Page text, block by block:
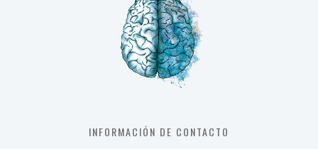
INFORMACIÓN DE CONTACTO